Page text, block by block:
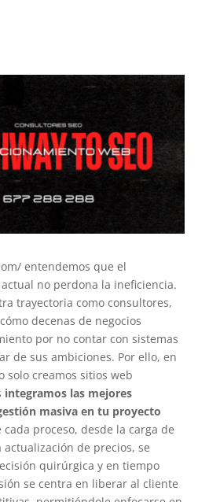
entendemos que el
no perdona la ineficiencia.
trayectoria como consultores,
decenas de negocios
por no contar con sistemas
de sus ambiciones. Por ello, en
solo creamos sitios web
integramos las mejores
masiva en tu proyecto
proceso, desde la carga de
de precios, se
quirúrgica y en tiempo
se centra en liberar al cliente